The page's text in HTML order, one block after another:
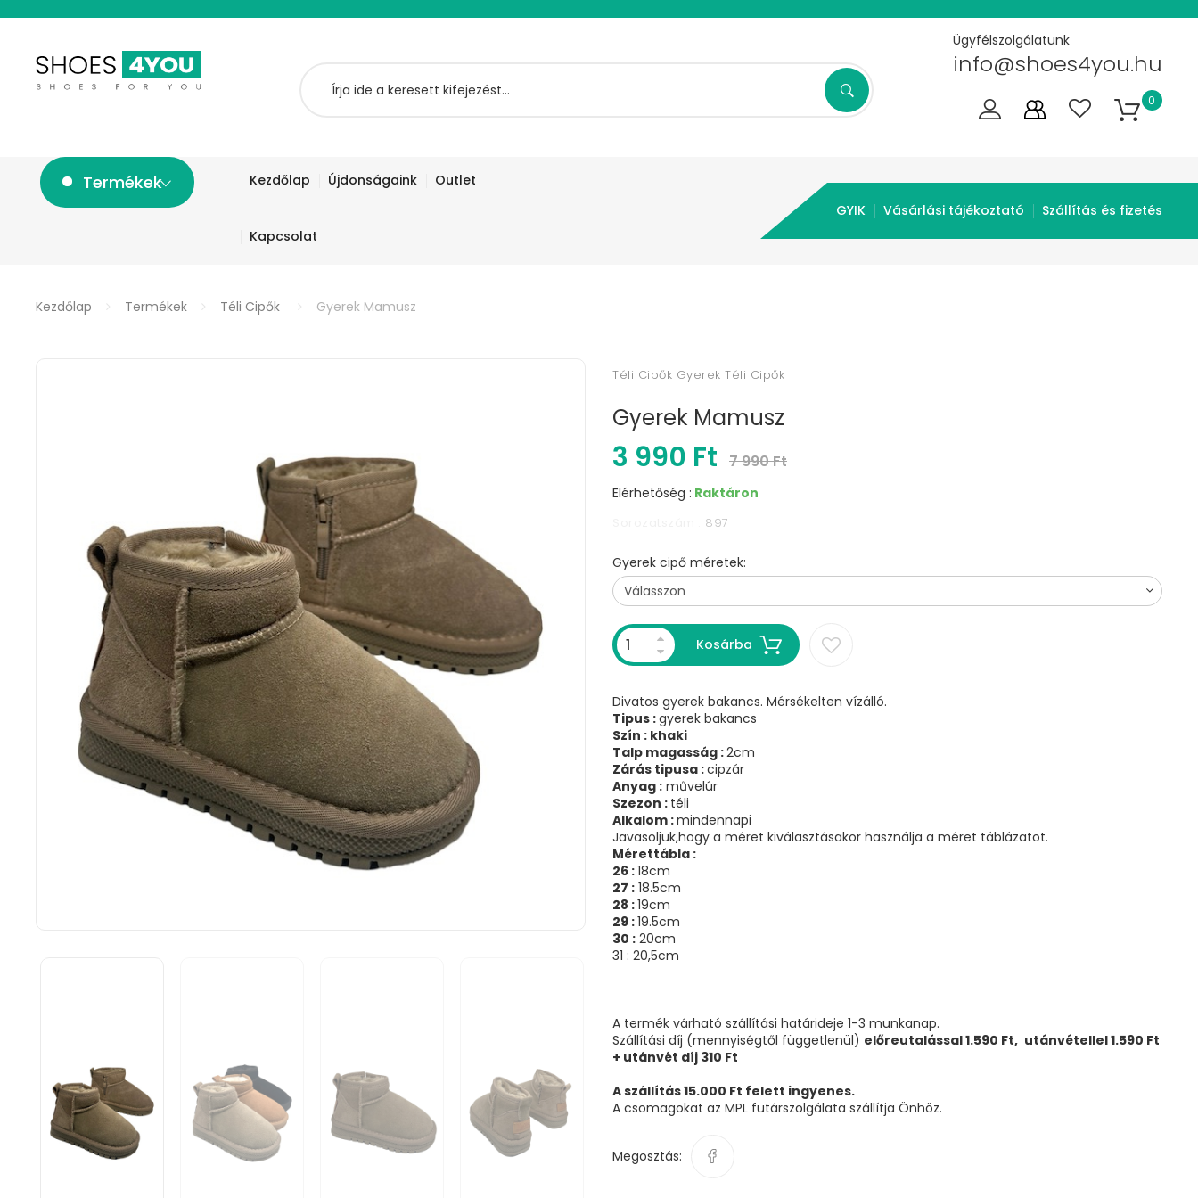
Ügyfélszolgálatunk
info@shoes4you.hu
0
Termékek Kezdőlap Újdonságaink Outlet
Kapcsolat
GYIK Vásárlási tájékoztató Szállítás és fizetés
Kezdőlap Termékek Téli Cipők Gyerek Mamusz
Téli Cipők Gyerek Téli Cipők
Gyerek Mamusz
3 990 Ft 7 990 Ft
Elérhetőség : Raktáron
897
Gyerek cipő méretek:
Kosárba
Divatos gyerek bakancs. Mérsékelten vízálló.
Tipus :gyerek bakancs
Szín : khaki
Talp magasság :2cm
Zárás tipusa :cipzár
Anyag : művelúr
Szezon : téli
Alkalom :mindennapi
Javasoljuk,hogy a méret kiválasztásakor használja a méret táblázatot.
Mérettábla :
26 :18cm
27 : 18.5cm
28 :19cm
29 :19.5cm
30 : 20cm
31 : 20,5cm
A termék várható szállítási határideje 1-3 munkanap.
Szállítási díj (mennyiségtől függetlenül) előreutalással 1.590 Ft, utánvétellel 1.590 Ft
+ utánvét díj 310 Ft
A szállítás 15.000 Ft felett ingyenes.
A csomagokat az MPL futárszolgálata szállítja Önhöz.
Megosztás: